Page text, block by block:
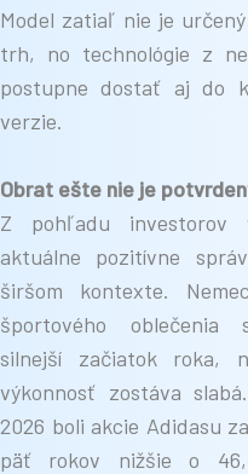
Model zatiaľ nie je
trh, no technológie z
postupne dostať aj do
verzie.
Obrat ešte nie je
Z pohľadu investorov
aktuálne pozitívne
širšom kontexte.
športového oblečenia
silnejší začiatok roka,
výkonnosť zostáva
2026 boli akcie Adidasu
päť rokov nižšie o